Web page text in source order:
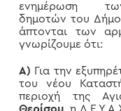
ενημέρωση
δημοτών του
άπτονται των
γνωρίζουμε ότι:
Α) Για την
του νέου
περιοχή της